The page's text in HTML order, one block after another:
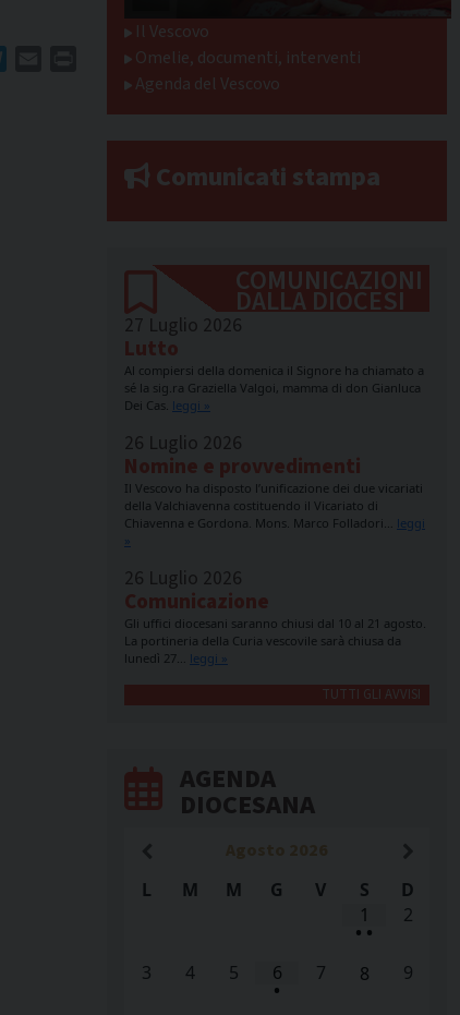
Il Vescovo
Omelie, documenti, interventi
Agenda del Vescovo
Comunicati stampa
COMUNICAZIONI
DALLA DIOCESI
27 Luglio 2026
Lutto
Al compiersi della domenica il Signore ha chiamato a
sé la sig.ra Graziella Valgoi, mamma di don Gianluca
Dei Cas. leggi »
26 Luglio 2026
Nomine e provvedimenti
Il Vescovo ha disposto l’unificazione dei due vicariati
della Valchiavenna costituendo il Vicariato di
Chiavenna e Gordona. Mons. Marco Folladori… leggi
»
26 Luglio 2026
Comunicazione
Gli uffici diocesani saranno chiusi dal 10 al 21 agosto.
La portineria della Curia vescovile sarà chiusa da
lunedì 27… leggi »
TUTTI GLI AVVISI
AGENDA
DIOCESANA
L
M M G V S
D
1
• •
2
3 4 5 6
•
7 8 9